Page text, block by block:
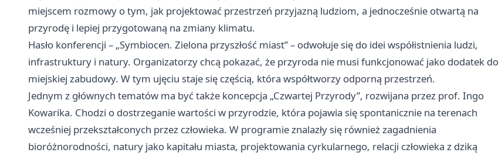
miejscem rozmowy o tym, jak projektować przestrzeń przyjazną ludziom, a jednocześnie otwartą na
przyrodę i lepiej przygotowaną na zmiany klimatu.
Hasło konferencji – „Symbiocen. Zielona przyszłość miast” – odwołuje się do idei współistnienia ludzi,
infrastruktury i natury. Organizatorzy chcą pokazać, że przyroda nie musi funkcjonować jako dodatek do
miejskiej zabudowy. W tym ujęciu staje się częścią, która współtworzy odporną przestrzeń.
Jednym z głównych tematów ma być także koncepcja „Czwartej Przyrody”, rozwijana przez prof. Ingo
Kowarika. Chodzi o dostrzeganie wartości w przyrodzie, która pojawia się spontanicznie na terenach
wcześniej przekształconych przez człowieka. W programie znalazły się również zagadnienia
bioróżnorodności, natury jako kapitału miasta, projektowania cyrkularnego, relacji człowieka z dziką